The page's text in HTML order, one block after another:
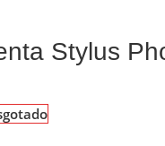
Stylus